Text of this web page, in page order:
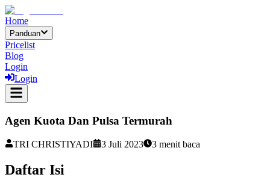
Home
Panduan
Pricelist
Blog
Login
Login
Agen Kuota Dan Pulsa Termurah
TRI CHRISTIYADI 3 Juli 2023 3 menit baca
Daftar Isi